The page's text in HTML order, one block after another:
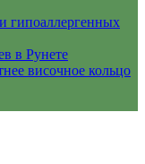
гипоаллергенных
в Рунете
височное кольцо